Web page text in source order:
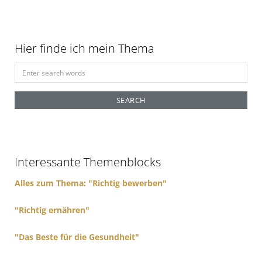
Hier finde ich mein Thema
e
r
o
Interessante Themenblocks
Alles zum Thema: "Richtig bewerben"
"Richtig ernähren"
"Das Beste für die Gesundheit"